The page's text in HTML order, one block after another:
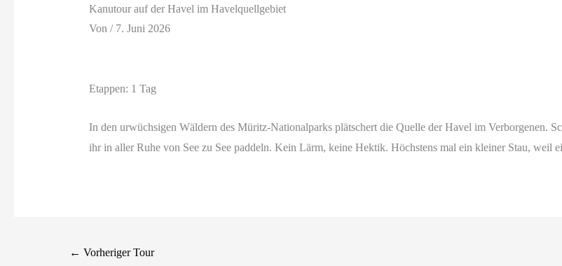
Kanutour auf der Havel im Havelquellgebiet
Von / 7. Juni 2026
Etappen: 1 Tag
In den urwüchsigen Wäldern des Müritz-Nationalparks plätschert die Quelle der Havel im Verborgenen.
ihr in aller Ruhe von See zu See paddeln. Kein Lärm, keine Hektik. Höchstens mal ein kleiner Stau, weil
← Vorheriger Tour